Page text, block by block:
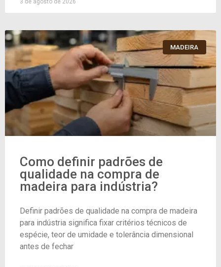
3 de agosto de 2026
MADEIRA
Como definir padrões de
qualidade na compra de
madeira para indústria?
Definir padrões de qualidade na compra de madeira
para indústria significa fixar critérios técnicos de
espécie, teor de umidade e tolerância dimensional
antes de fechar